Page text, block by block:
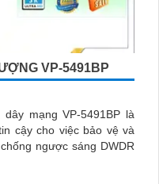
VP-5491BP
mạng VP-5491BP là
cậy cho việc bảo vệ và